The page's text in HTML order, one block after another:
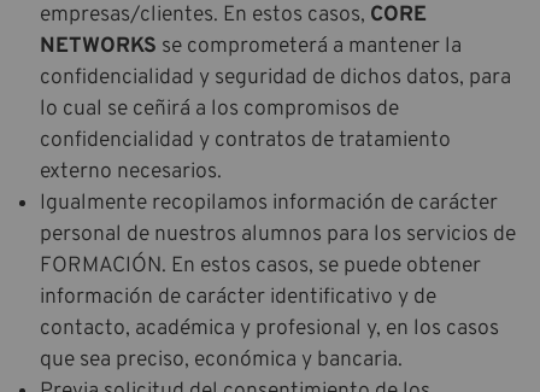
empresas/clientes. En estos casos, CORE
NETWORKS se comprometerá a mantener la
confidencialidad y seguridad de dichos datos, para
lo cual se ceñirá a los compromisos de
confidencialidad y contratos de tratamiento
externo necesarios.
Igualmente recopilamos información de carácter
personal de nuestros alumnos para los servicios de
FORMACIÓN. En estos casos, se puede obtener
información de carácter identificativo y de
contacto, académica y profesional y, en los casos
que sea preciso, económica y bancaria.